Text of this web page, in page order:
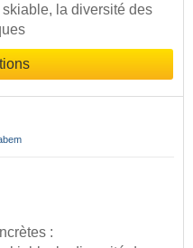
la diversité des
: